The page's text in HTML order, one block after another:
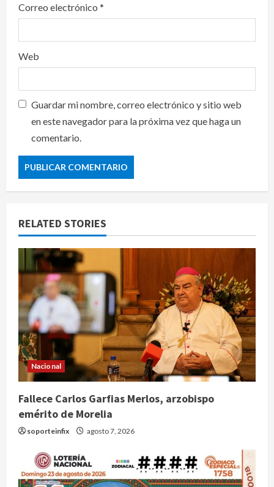
Correo electrónico *
Web
Guardar mi nombre, correo electrónico y sitio web
en este navegador para la próxima vez que haga un
comentario.
RELATED STORIES
Nacional
Fallece Carlos Garfias Merlos, arzobispo
emérito de Morelia
soporteinfix agosto 7, 2026